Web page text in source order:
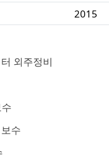
2015
외주정비
수